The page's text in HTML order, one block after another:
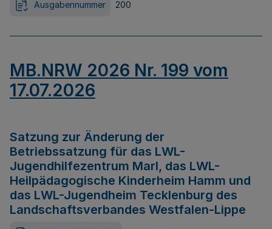
Ausgabennummer 200
MB.NRW 2026 Nr. 199 vom
17.07.2026
Satzung zur Änderung der
Betriebssatzung für das LWL-
Jugendhilfezentrum Marl, das LWL-
Heilpädagogische Kinderheim Hamm und
das LWL-Jugendheim Tecklenburg des
Landschaftsverbandes Westfalen-Lippe